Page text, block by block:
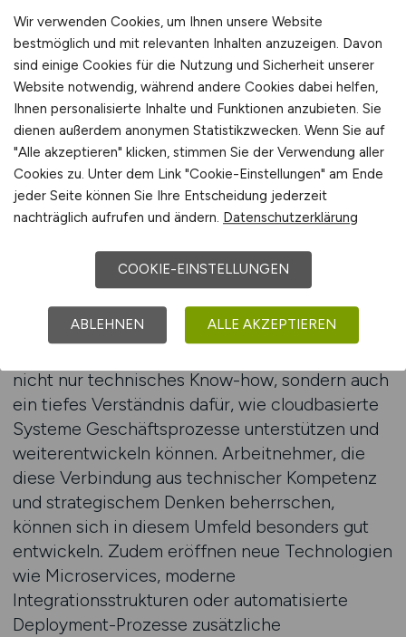
Weiterentwicklung digitaler Systeme
interessieren, können sich hier besonders gut
positionieren. Neue Perspektiven ergeben sich
vor allem dort, wo moderne Plattformen
weiterentwickelt, Architekturen neu gedacht
oder bestehende Systeme optimiert werden.
Menschen, die vorausschauend denken und
technologische Trends frühzeitig erkennen,
können ihre berufliche Zukunft gezielt
Auf dem Jobportal Nr. 1 für IT-Jobs zeigt sich,
dass SaaS-Fachkräfte zunehmend in
übergreifende strategische Projekte
nicht nur technisches Know-how, sondern auch
ein tiefes Verständnis dafür, wie cloudbasierte
Systeme Geschäftsprozesse unterstützen und
weiterentwickeln können. Arbeitnehmer, die
diese Verbindung aus technischer Kompetenz
und strategischem Denken beherrschen,
können sich in diesem Umfeld besonders gut
entwickeln. Zudem eröffnen neue Technologien
wie Microservices, moderne
Integrationsstrukturen oder automatisierte
Deployment-Prozesse zusätzliche
Wir verwenden Cookies, um Ihnen unsere Website
bestmöglich und mit relevanten Inhalten anzuzeigen. Davon
sind einige Cookies für die Nutzung und Sicherheit unserer
Website notwendig, während andere Cookies dabei helfen,
Ihnen personalisierte Inhalte und Funktionen anzubieten. Sie
dienen außerdem anonymen Statistikzwecken. Wenn Sie auf
"Alle akzeptieren" klicken, stimmen Sie der Verwendung aller
Cookies zu. Unter dem Link "Cookie-Einstellungen" am Ende
jeder Seite können Sie Ihre Entscheidung jederzeit
nachträglich aufrufen und ändern. Datenschutzerklärung
COOKIE-EINSTELLUNGEN
ABLEHNEN ALLE AKZEPTIEREN